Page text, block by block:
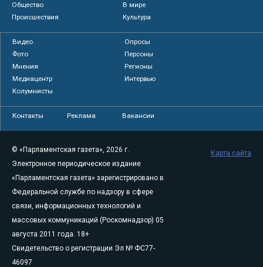
Общество
В мире
Происшествия
Культура
Видео
Опросы
Фото
Персоны
Мнения
Регионы
Медиацентр
Интервью
Колумнисты
Контакты Реклама Вакансии
© «Парламентская газета», 2026 г.
Электронное периодическое издание
«Парламентская газета» зарегистрировано в
Федеральной службе по надзору в сфере
связи, информационных технологий и
массовых коммуникаций (Роскомнадзор) 05
августа 2011 года. 18+
Свидетельство о регистрации Эл № ФС77-
46097
Карта сайта